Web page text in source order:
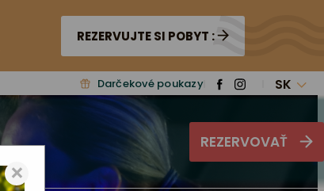
REZERVUJTE SI POBYT :
×
Darčekové poukazy SK
REZERVOVAŤ